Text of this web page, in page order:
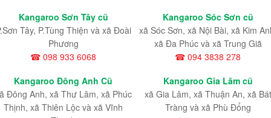
Kangaroo Sơn Tây cũ
Tây, P.Tùng Thiện và xã Đoài
Phương
☎ 098 933 6068
Kangaroo Sóc Sơn cũ
xã Sóc Sơn, xã Nội Bài, xã Kim
xã Đa Phúc và xã Trung Giã
☎ 094 3838 278
Kangaroo Đông Anh Cũ
Đông Anh, xã Thư Lâm, xã Phúc
Thịnh, xã Thiên Lộc và xã Vĩnh
Kangaroo Gia Lâm cũ
xã Gia Lâm, xã Thuận An, xã Bát
Tràng và xã Phù Đổng